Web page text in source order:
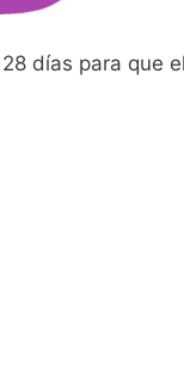
días para que